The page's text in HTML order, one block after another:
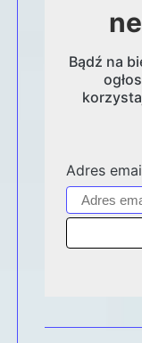
Bądź na
Adres